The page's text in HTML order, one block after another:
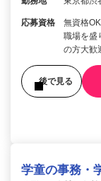
応募資格
無資格
職場を盛
の方大歓
後で見る
学童の事務・